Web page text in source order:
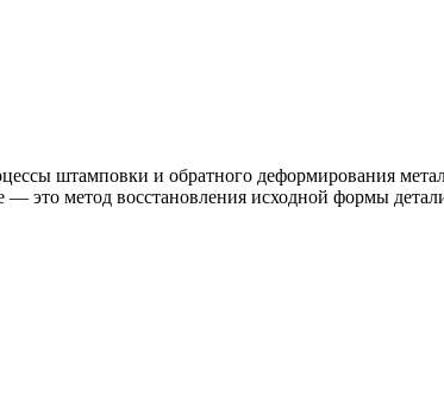
штамповки и обратного деформирования
это метод восстановления исходной формы